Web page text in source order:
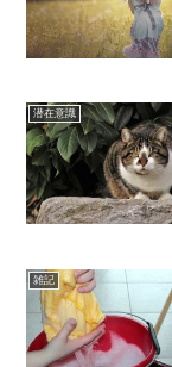
潜在意識
雑記